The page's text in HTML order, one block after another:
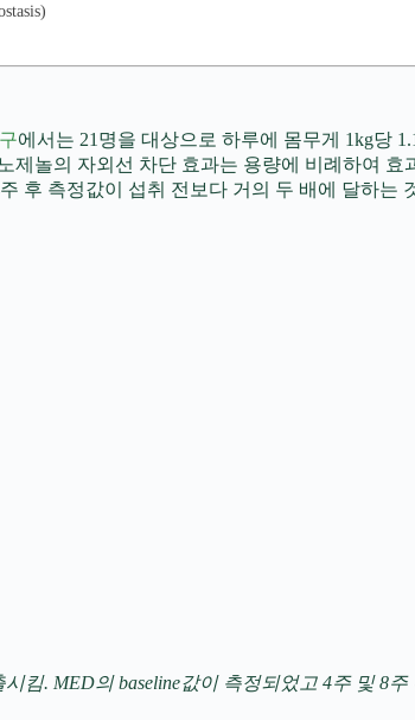
에서는 21명을 대상으로 하루에 몸무게 1kg당
놀의 자외선 차단 효과는 용량에 비례하여 효
후 측정값이 섭취 전보다 거의 두 배에 달하는
. MED의 baseline값이 측정되었고 4주 및 8